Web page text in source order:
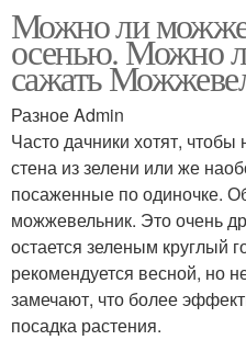
Можно ли
осенью. Можно
сажать
Разное Admin
Часто дачники хотят, чтобы
стена из зелени или же
посаженные по одиночке.
можжевельник. Это очень
остается зеленым круглый
рекомендуется весной, но
замечают, что более
посадка растения.